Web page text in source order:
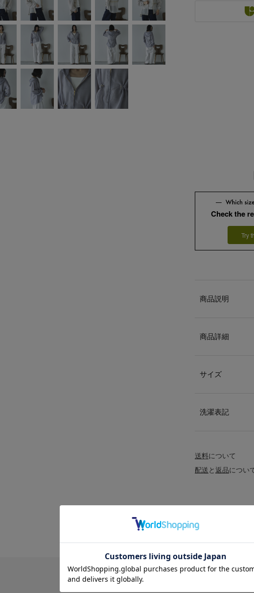
Check the
Try
商品説明
商品詳細
サイズ
洗濯表記
送料について
配送と返品につい